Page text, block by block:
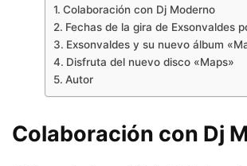
Colaboración con Dj Moderno
Fechas de la gira de Exsonvaldes
Exsonvaldes y su nuevo álbum
Disfruta del nuevo disco «Maps»
Autor
Colaboración con Dj